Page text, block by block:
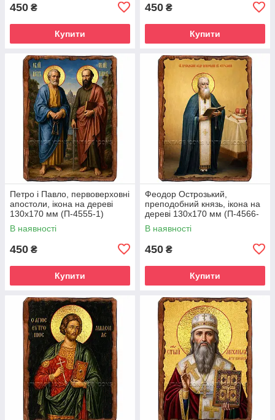
450 ₴
Купити
450 ₴
Купити
Петро і Павло, первоверховні
апостоли, ікона на дереві
130х170 мм (П-4555-1)
В наявності
450 ₴
Купити
Феодор Острозький,
преподобний князь, ікона на
дереві 130х170 мм (П-4566-
1)
В наявності
450 ₴
Купити